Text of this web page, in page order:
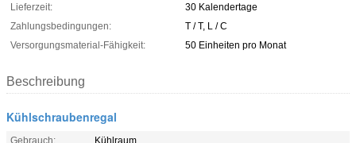
Lieferzeit:
30 Kalendertage
Zahlungsbedingungen:
T / T, L / C
Versorgungsmaterial-Fähigkeit:
50 Einheiten pro Monat
Beschreibung
Kühlschraubenregal
Gebrauch:
Kühlraum